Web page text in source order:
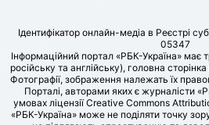
Ідентифікатор онлайн-медіа в Реєстрі
05347
Інформаційний портал «РБК-Україна» має
російську та англійську), головна
Фотографії, зображення належать їх
Порталі, авторами яких є журналісти
умовах ліцензії Creative Commons
«РБК-Україна» може не поділяти точку